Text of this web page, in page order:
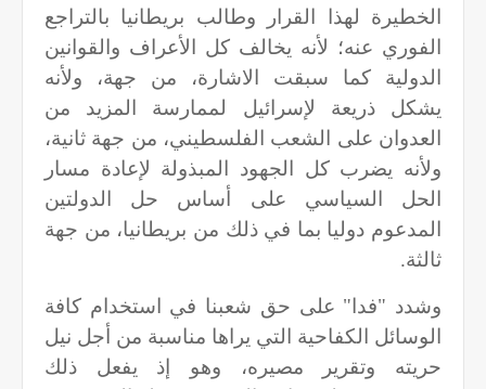
الخطيرة لهذا القرار وطالب بريطانيا بالتراجع
الفوري عنه؛ لأنه يخالف كل الأعراف والقوانين
الدولية كما سبقت الاشارة، من جهة، ولأنه
يشكل ذريعة لإسرائيل لممارسة المزيد من
العدوان على الشعب الفلسطيني، من جهة ثانية،
ولأنه يضرب كل الجهود المبذولة لإعادة مسار
الحل السياسي على أساس حل الدولتين
المدعوم دوليا بما في ذلك من بريطانيا، من جهة
ثالثة.
وشدد "فدا" على حق شعبنا في استخدام كافة
الوسائل الكفاحية التي يراها مناسبة من أجل نيل
حريته وتقرير مصيره، وهو إذ يفعل ذلك